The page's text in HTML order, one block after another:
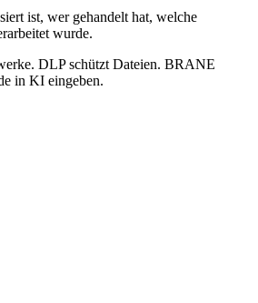
ist, wer gehandelt hat, welche
wurde.
DLP schützt Dateien. BRANE
in KI eingeben.